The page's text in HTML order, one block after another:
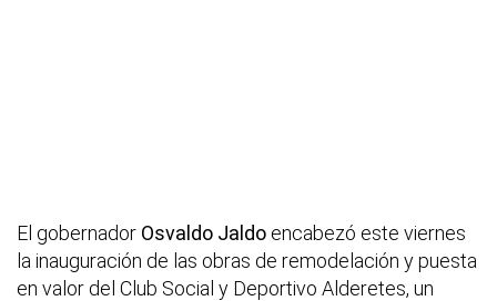
El gobernador Osvaldo Jaldo encabezó este viernes
la inauguración de las obras de remodelación y puesta
en valor del Club Social y Deportivo Alderetes, un